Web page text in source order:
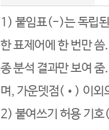
1) 붙임표(-)는 독립된
한 표제어에 한 번만
종 분석 결과만 보여
며, 가운뎃점(•) 이외
2) 붙여쓰기 허용 기호